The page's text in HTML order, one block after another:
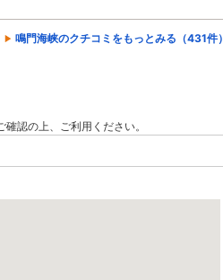
鳴門海峡のクチコミをもっとみる（431件）
認の上、ご利用ください。